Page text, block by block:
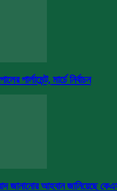
পার্লামেন্ট, মার্চে নির্বাচন
জানানোর আহবান জানিয়েছে